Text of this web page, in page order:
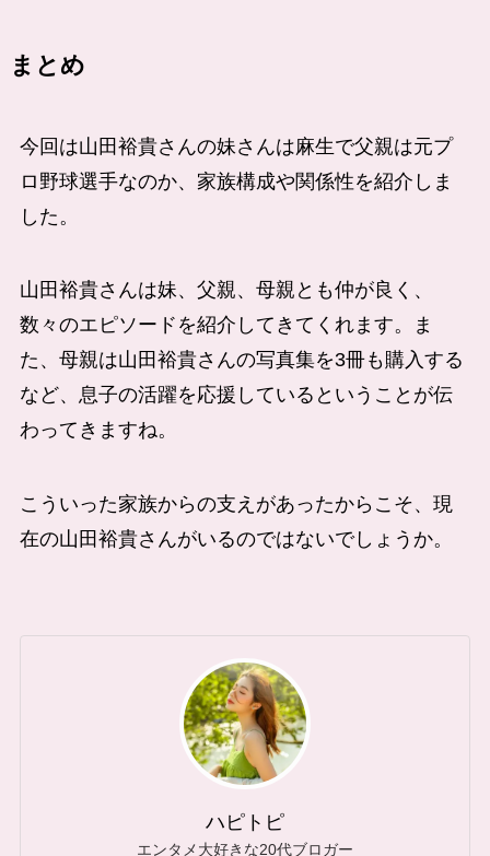
まとめ
今回は山田裕貴さんの妹さんは麻生で父親は元プ
ロ野球選手なのか、家族構成や関係性を紹介しま
した。
山田裕貴さんは妹、父親、母親とも仲が良く、
数々のエピソードを紹介してきてくれます。ま
た、母親は山田裕貴さんの写真集を3冊も購入する
など、息子の活躍を応援しているということが伝
わってきますね。
こういった家族からの支えがあったからこそ、現
在の山田裕貴さんがいるのではないでしょうか。
ハピトピ
エンタメ大好きな20代ブロガー